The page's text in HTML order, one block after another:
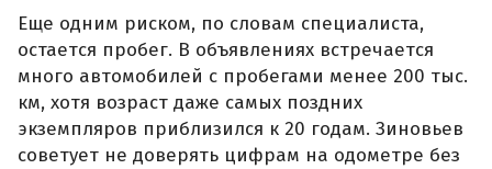
Еще одним риском, по словам специалиста,
остается пробег. В объявлениях встречается
много автомобилей с пробегами менее 200 тыс.
км, хотя возраст даже самых поздних
экземпляров приблизился к 20 годам. Зиновьев
советует не доверять цифрам на одометре без